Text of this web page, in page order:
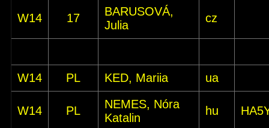
W14 17
BARUSOVÁ,
Julia
cz
W14 PL KED, Mariia ua
W14 PL
NEMES, Nóra
Katalin
hu